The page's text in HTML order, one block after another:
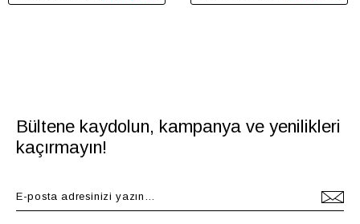
Bültene kaydolun, kampanya ve yenilikleri
kaçırmayın!